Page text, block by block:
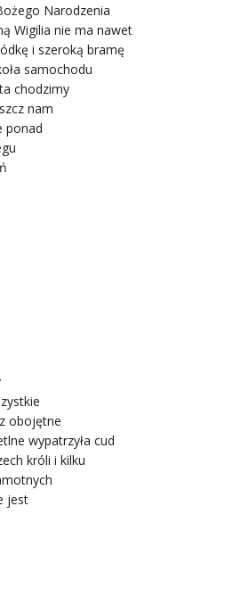
Narodzenia
Wigilia nie ma nawet
i szeroką bramę
samochodu
chodzimy
nam
ponad
obojętne
wypatrzyła cud
króli i kilku
jest